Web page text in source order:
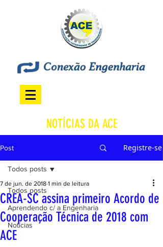
NOTÍCIAS DA ACE
Post Registre-se
Todos posts
Aprendendo c/ a Engenharia
Notícias
Todos posts
CREA-SC assina primeiro Acordo de
Cooperação Técnica de 2018 com
ACE
7 de jun. de 2018 1 min de leitura